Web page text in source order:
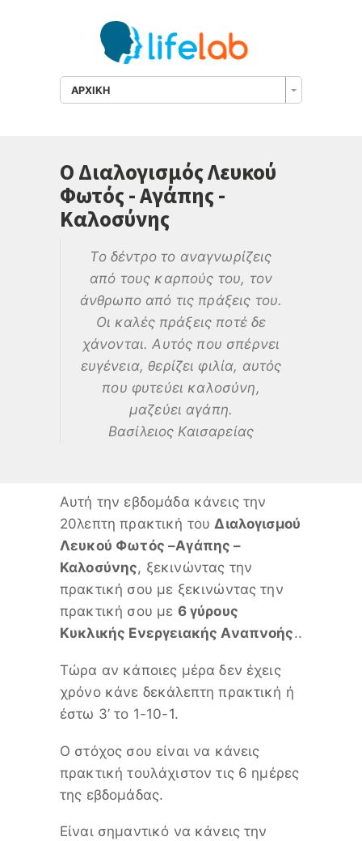
ΑΡΧΙΚΗ
Ο Διαλογισμός Λευκού
Φωτός - Αγάπης -
Καλοσύνης
Το δέντρο το αναγνωρίζεις
από τους καρπούς του, τον
άνθρωπο από τις πράξεις του.
Οι καλές πράξεις ποτέ δε
χάνονται. Αυτός που σπέρνει
ευγένεια, θερίζει φιλία, αυτός
που φυτεύει καλοσύνη,
μαζεύει αγάπη.
Βασίλειος Καισαρείας
Αυτή την εβδομάδα κάνεις την
20λεπτη πρακτική τουΔιαλογισμού
Λευκού Φωτός –Αγάπης –
Καλοσύνης, ξεκινώντας την
πρακτική σου με ξεκινώντας την
πρακτική σου με 6 γύρους
Κυκλικής Ενεργειακής Αναπνοής..
Τώρα αν κάποιες μέρα δεν έχεις
χρόνο κάνε δεκάλεπτη πρακτική ή
έστω 3’ το 1-10-1.
Ο στόχος σου είναι να κάνεις
πρακτική τουλάχιστον τις 6 ημέρες
της εβδομάδας.
Είναι σημαντικό να κάνεις την